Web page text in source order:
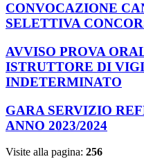
CONVOCAZIONE
SELETTIVA
AVVISO PROVA
ISTRUTTORE DI
INDETERMINATO
GARA SERVIZIO
ANNO 2023/2024
Visite alla pagina: 256